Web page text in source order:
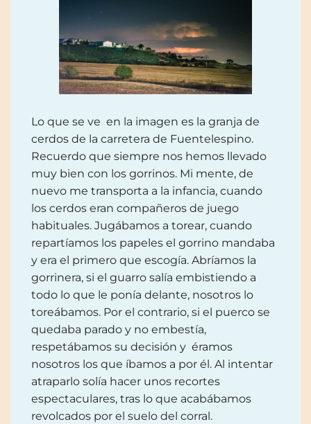
Lo que se ve en la imagen es la granja de
cerdos de la carretera de Fuentelespino.
Recuerdo que siempre nos hemos llevado
muy bien con los gorrinos. Mi mente, de
nuevo me transporta a la infancia, cuando
los cerdos eran compañeros de juego
habituales. Jugábamos a torear, cuando
repartíamos los papeles el gorrino mandaba
y era el primero que escogía. Abríamos la
gorrinera, si el guarro salía embistiendo a
todo lo que le ponía delante, nosotros lo
toreábamos. Por el contrario, si el puerco se
quedaba parado y no embestía,
respetábamos su decisión y éramos
nosotros los que íbamos a por él. Al intentar
atraparlo solía hacer unos recortes
espectaculares, tras lo que acabábamos
revolcados por el suelo del corral.